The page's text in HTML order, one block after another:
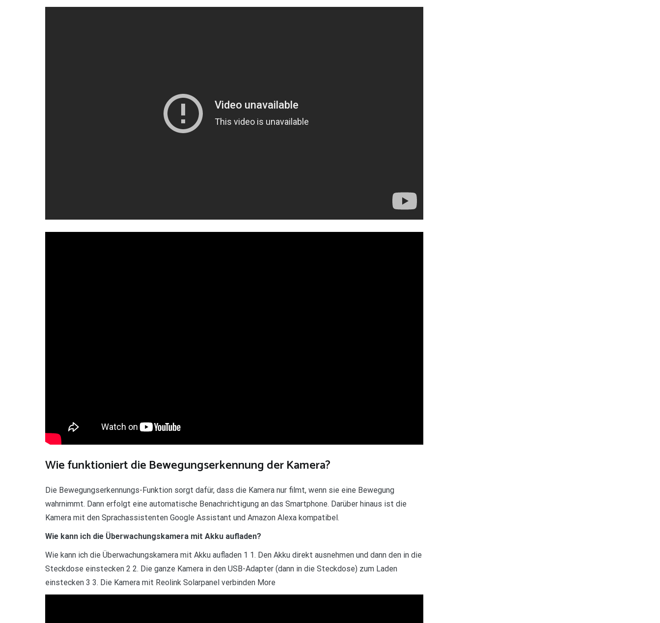
Wie funktioniert die Bewegungserkennung der Kamera?
Die Bewegungserkennungs-Funktion sorgt dafür, dass die Kamera nur filmt, wenn sie eine Bewegung
wahrnimmt. Dann erfolgt eine automatische Benachrichtigung an das Smartphone. Darüber hinaus ist die
Kamera mit den Sprachassistenten Google Assistant und Amazon Alexa kompatibel.
Wie kann ich die Überwachungskamera mit Akku aufladen?
Wie kann ich die Überwachungskamera mit Akku aufladen 1 1. Den Akku direkt ausnehmen und dann den in die
Steckdose einstecken 2 2. Die ganze Kamera in den USB-Adapter (dann in die Steckdose) zum Laden
einstecken 3 3. Die Kamera mit Reolink Solarpanel verbinden More